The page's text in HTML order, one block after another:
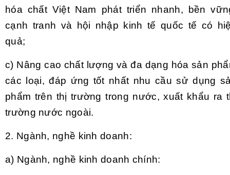
hóa chất Việt Nam phát triển nhanh, bền
cạnh tranh và hội nhập kinh tế quốc tế có
quả;
c) Nâng cao chất lượng và đa dạng hóa sản
các loại, đáp ứng tốt nhất nhu cầu sử dụng
phẩm trên thị trường trong nước, xuất khẩu ra
trường nước ngoài.
2. Ngành, nghề kinh doanh:
a) Ngành, nghề kinh doanh chính: